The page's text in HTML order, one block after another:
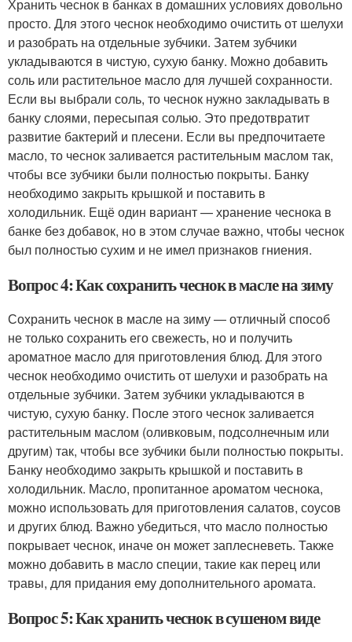
Хранить чеснок в банках в домашних условиях довольно
просто. Для этого чеснок необходимо очистить от шелухи
и разобрать на отдельные зубчики. Затем зубчики
укладываются в чистую, сухую банку. Можно добавить
соль или растительное масло для лучшей сохранности.
Если вы выбрали соль, то чеснок нужно закладывать в
банку слоями, пересыпая солью. Это предотвратит
развитие бактерий и плесени. Если вы предпочитаете
масло, то чеснок заливается растительным маслом так,
чтобы все зубчики были полностью покрыты. Банку
необходимо закрыть крышкой и поставить в
холодильник. Ещё один вариант — хранение чеснока в
банке без добавок, но в этом случае важно, чтобы чеснок
был полностью сухим и не имел признаков гниения.
Вопрос 4: Как сохранить чеснок в масле на зиму
Сохранить чеснок в масле на зиму — отличный способ
не только сохранить его свежесть, но и получить
ароматное масло для приготовления блюд. Для этого
чеснок необходимо очистить от шелухи и разобрать на
отдельные зубчики. Затем зубчики укладываются в
чистую, сухую банку. После этого чеснок заливается
растительным маслом (оливковым, подсолнечным или
другим) так, чтобы все зубчики были полностью покрыты.
Банку необходимо закрыть крышкой и поставить в
холодильник. Масло, пропитанное ароматом чеснока,
можно использовать для приготовления салатов, соусов
и других блюд. Важно убедиться, что масло полностью
покрывает чеснок, иначе он может заплесневеть. Также
можно добавить в масло специи, такие как перец или
травы, для придания ему дополнительного аромата.
Вопрос 5: Как хранить чеснок в сушеном виде